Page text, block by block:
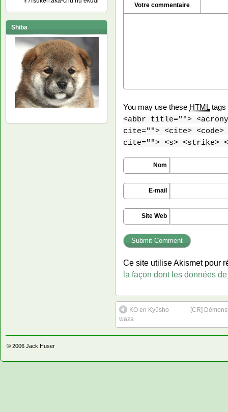
Votre commentaire
You may use these HTMLtags
<abbr title="">
cite=""> <cite> <code>
cite=""> <s> <strike>
Nom
E-mail
Site Web
Ce site utilise Akismet pour
la façon dont les données
KO en Kyûsho
waza
[CR]
Shiba
© 2006 Jack Huser